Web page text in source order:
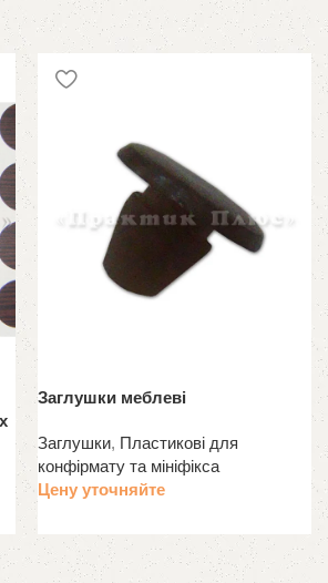
Заглушки меблеві
Заглушки, Пластикові для
конфірмату та мініфікса
Цену уточняйте